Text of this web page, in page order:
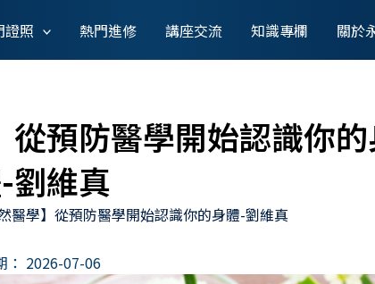
證照 熱門進修 講座交流 知識專欄 關於
預防醫學開始認識你
劉維真
醫學】從預防醫學開始認識你的身體-劉維真
： 2026-07-06